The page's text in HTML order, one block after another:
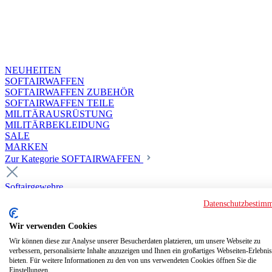
NEUHEITEN
SOFTAIRWAFFEN
SOFTAIRWAFFEN ZUBEHÖR
SOFTAIRWAFFEN TEILE
MILITÄRAUSRÜSTUNG
MILITÄRBEKLEIDUNG
SALE
MARKEN
Zur Kategorie SOFTAIRWAFFEN
Softairgewehre
Deluxe Custom Guns ab 18
Softair elektrisch ab 18
Softair elektrisch ab 14
Softair gasbetrieben ab 18
Softair HPA Luftdruck ab 18
Historische Softairwaffen
Wir verwenden Cookies
Wir können diese zur Analyse unserer Besucherdaten platzieren, um unsere Webseite zu
verbessern, personalisierte Inhalte anzuzeigen und Ihnen ein großartiges Webseiten-
bieten. Für weitere Informationen zu den von uns verwendeten Cookies öffnen Sie die
Einstellungen.